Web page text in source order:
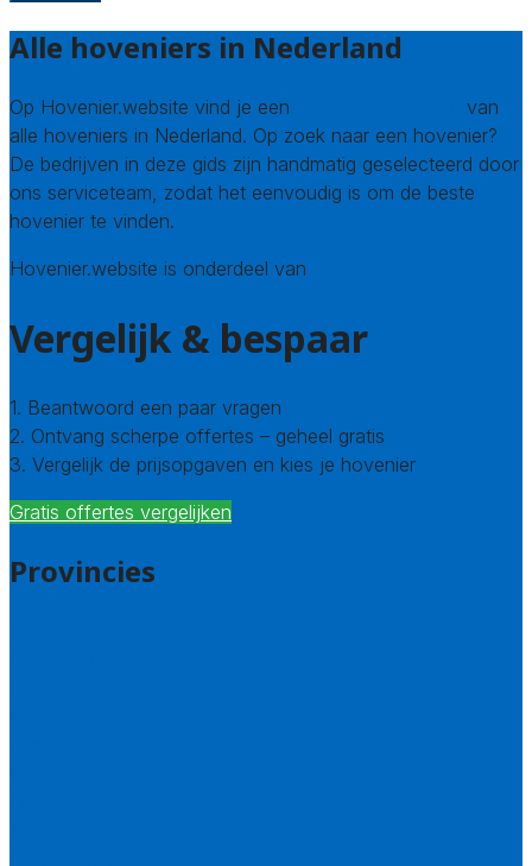
Alle hoveniers in Nederland
Op Hovenier.website vind je een
van
alle hoveniers in Nederland. Op zoek naar een hovenier?
De bedrijven in deze gids zijn handmatig geselecteerd door
ons serviceteam, zodat het eenvoudig is om de beste
hovenier te vinden.
Hovenier.website is onderdeel van
Vergelijk & bespaar
1. Beantwoord een paar vragen
2. Ontvang scherpe offertes – geheel gratis
3. Vergelijk de prijsopgaven en kies je hovenier
Gratis offertes vergelijken
Provincies